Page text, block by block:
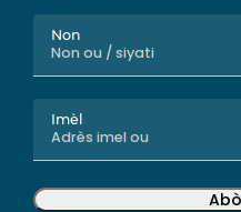
Non
Imèl